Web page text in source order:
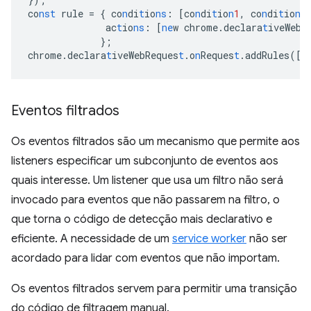
const rule = { conditions : [condition1 , condition
actions : [new chrome.declarat
} ;
chrome.declarativeWebRequest .onRequest .addRules( [
Eventos filtrados
Os eventos filtrados são um mecanismo que permite aos
listeners especificar um subconjunto de eventos aos
quais interesse. Um listener que usa um filtro não será
invocado para eventos que não passarem na filtro, o
que torna o código de detecção mais declarativo e
eficiente. A necessidade de um service worker não ser
acordado para lidar com eventos que não importam.
Os eventos filtrados servem para permitir uma transição
do código de filtragem manual.